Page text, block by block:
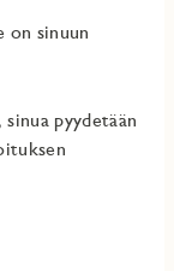
on sinuun
pyydetään